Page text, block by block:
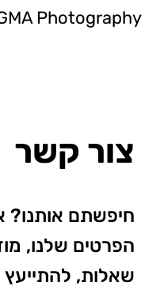
Skip
Photography
צור קשר
חיפשתם אותנו?
הפרטים שלנו,
שאלות, להתייעץ